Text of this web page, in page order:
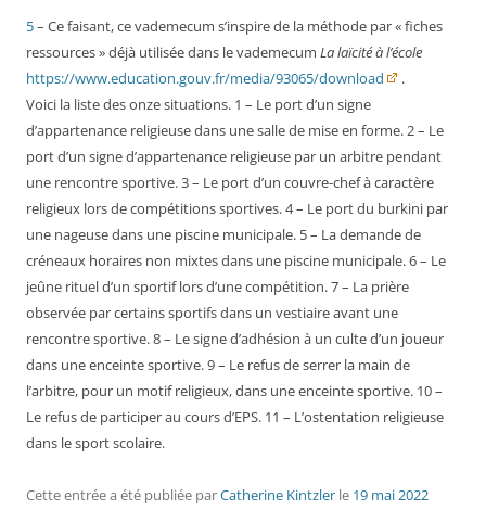
5– Ce faisant, ce vademecum s’inspire de la méthode par « fiches
ressources » déjà utilisée dans le vademecum La laïcité à l’école
https://www.education.gouv.fr/media/93065/download
.
Voici la liste des onze situations. 1 – Le port d’un signe
d’appartenance religieuse dans une salle de mise en forme. 2 – Le
port d’un signe d’appartenance religieuse par un arbitre pendant
une rencontre sportive. 3 – Le port d’un couvre-chef à caractère
religieux lors de compétitions sportives. 4 – Le port du burkini par
une nageuse dans une piscine municipale. 5 – La demande de
créneaux horaires non mixtes dans une piscine municipale. 6 – Le
jeûne rituel d’un sportif lors d’une compétition. 7 – La prière
observée par certains sportifs dans un vestiaire avant une
rencontre sportive. 8 – Le signe d’adhésion à un culte d’un joueur
dans une enceinte sportive. 9 – Le refus de serrer la main de
l’arbitre, pour un motif religieux, dans une enceinte sportive. 10 –
Le refus de participer au cours d’EPS. 11 – L’ostentation religieuse
dans le sport scolaire.
Cette entrée a été publiée parCatherine Kintzler le 19 mai 2022